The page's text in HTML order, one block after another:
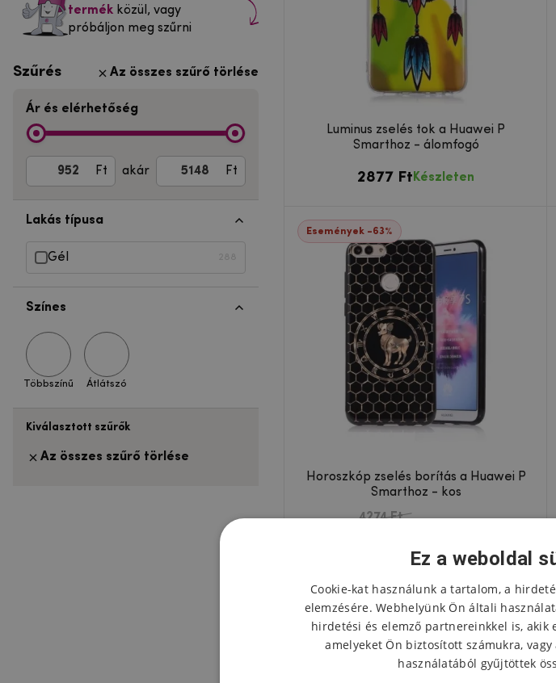
Luminus zselés tok a Huawei P
Smarthoz - álomfogó
2877 Ft Készleten
Események -63%
Horoszkóp zselés borítás a Huawei P
Smarthoz - kos
4274 Ft
termék közül, vagy
próbáljon meg szűrni
Szűrés Az összes szűrő törlése
Ár és elérhetőség
Ft akár Ft
Lakás típusa
Gél
Színes
Többszínű Átlátszó
Kiválasztott szűrők
Az összes szűrő törlése
Ez a weboldal
Cookie-kat használunk a tartalom, a
elemzésére. Webhelyünk Ön általi
hirdetési és elemző partnereinkkel is, akik
amelyeket Ön biztosított számukra,
használatából gyűjtöttek